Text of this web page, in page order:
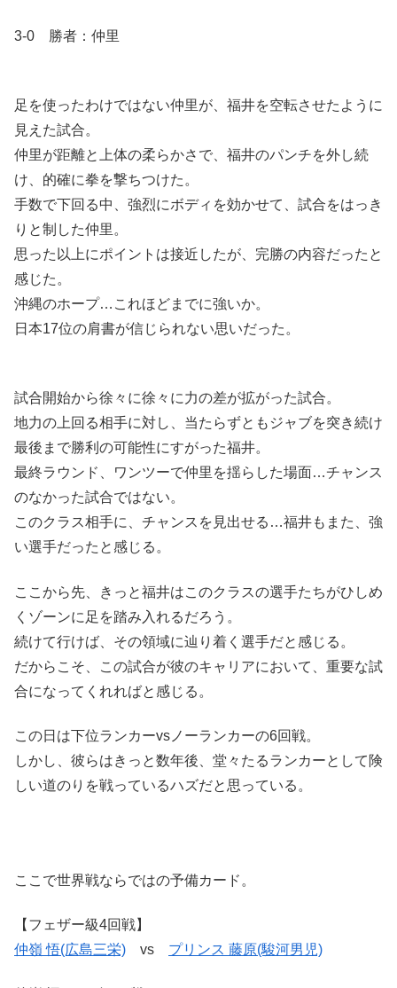
3-0 勝者：仲里
足を使ったわけではない仲里が、福井を空転させたように
見えた試合。
仲里が距離と上体の柔らかさで、福井のパンチを外し続
け、的確に拳を撃ちつけた。
手数で下回る中、強烈にボディを効かせて、試合をはっき
りと制した仲里。
思った以上にポイントは接近したが、完勝の内容だったと
感じた。
沖縄のホープ…これほどまでに強いか。
日本17位の肩書が信じられない思いだった。
試合開始から徐々に徐々に力の差が拡がった試合。
地力の上回る相手に対し、当たらずともジャブを突き続け
最後まで勝利の可能性にすがった福井。
最終ラウンド、ワンツーで仲里を揺らした場面…チャンス
のなかった試合ではない。
このクラス相手に、チャンスを見出せる…福井もまた、強
い選手だったと感じる。
ここから先、きっと福井はこのクラスの選手たちがひしめ
くゾーンに足を踏み入れるだろう。
続けて行けば、その領域に辿り着く選手だと感じる。
だからこそ、この試合が彼のキャリアにおいて、重要な試
合になってくれればと感じる。
この日は下位ランカーvsノーランカーの6回戦。
しかし、彼らはきっと数年後、堂々たるランカーとして険
しい道のりを戦っているハズだと思っている。
ここで世界戦ならではの予備カード。
【フェザー級4回戦】
仲嶺 悟(広島三栄) vs プリンス 藤原(駿河男児)